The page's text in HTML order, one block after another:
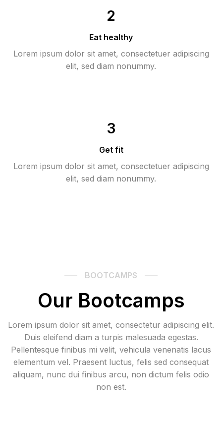
2
Eat healthy
Lorem ipsum dolor sit amet, consectetuer adipiscing
elit, sed diam nonummy.
3
Get fit
Lorem ipsum dolor sit amet, consectetuer adipiscing
elit, sed diam nonummy.
BOOTCAMPS
Our Bootcamps
Lorem ipsum dolor sit amet, consectetur adipiscing elit.
Duis eleifend diam a turpis malesuada egestas.
Pellentesque finibus mi velit, vehicula venenatis lacus
elementum vel. Praesent luctus, felis sed consequat
aliquam, nunc dui finibus arcu, non dictum felis odio
non est.